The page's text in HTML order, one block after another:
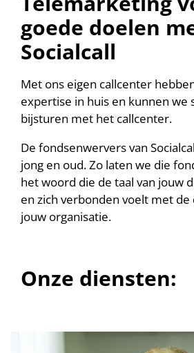
goede doelen
Socialcall
Met ons eigen callcenter
expertise in huis en kunnen we
bijsturen met het callcenter.
De fondsenwervers van
jong en oud. Zo laten we die
het woord die de taal van jouw
en zich verbonden voelt met de
jouw organisatie.
Onze diensten: